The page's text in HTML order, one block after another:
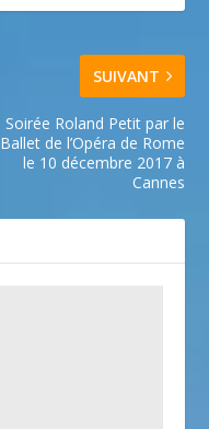
SUIVANT
Soirée Roland Petit par le
Ballet de l’Opéra de Rome
le 10 décembre 2017 à
Cannes